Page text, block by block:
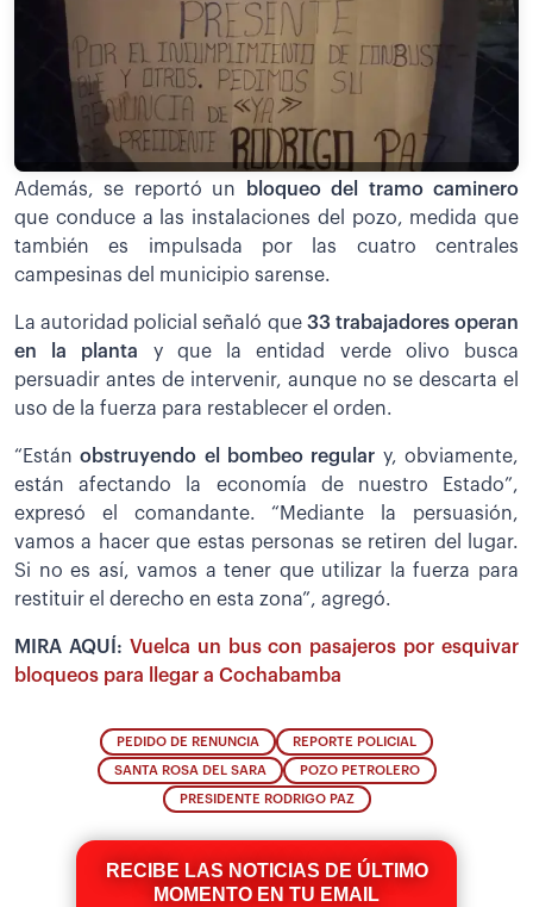
Además, se reportó un bloqueo del tramo caminero
que conduce a las instalaciones del pozo, medida que
también es impulsada por las cuatro centrales
campesinas del municipio sarense.
La autoridad policial señaló que33 trabajadores operan
en la planta y que la entidad verde olivo busca
persuadir antes de intervenir, aunque no se descarta el
uso de la fuerza para restablecer el orden.
“Estánobstruyendo el bombeo regular y, obviamente,
están afectando la economía de nuestro Estado”,
expresó el comandante. “Mediante la persuasión,
vamos a hacer que estas personas se retiren del lugar.
Si no es así, vamos a tener que utilizar la fuerza para
restituir el derecho en esta zona”, agregó.
MIRA AQUÍ: Vuelca un bus con pasajeros por esquivar
bloqueos para llegar a Cochabamba
PEDIDO DE RENUNCIA REPORTE POLICIAL
SANTA ROSA DEL SARA POZO PETROLERO
PRESIDENTE RODRIGO PAZ
RECIBE LAS NOTICIAS DE ÚLTIMO
MOMENTO EN TU EMAIL